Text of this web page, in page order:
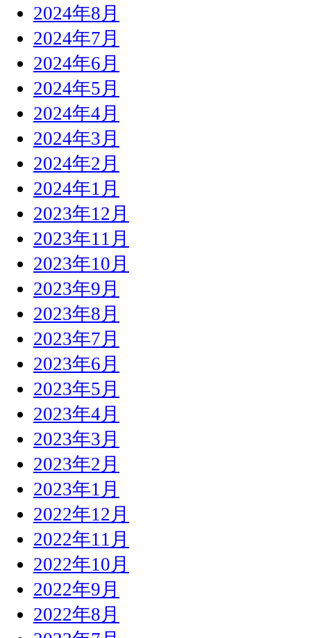
2024年8月
2024年7月
2024年6月
2024年5月
2024年4月
2024年3月
2024年2月
2024年1月
2023年12月
2023年11月
2023年10月
2023年9月
2023年8月
2023年7月
2023年6月
2023年5月
2023年4月
2023年3月
2023年2月
2023年1月
2022年12月
2022年11月
2022年10月
2022年9月
2022年8月